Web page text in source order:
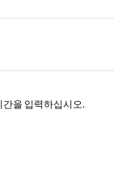
간을 입력하십시오.